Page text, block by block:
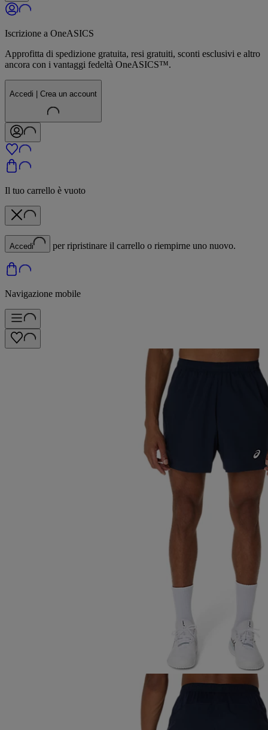
Iscrizione a OneASICS
Approfitta di spedizione gratuita, resi gratuiti, sconti esclusivi e altro
ancora con i vantaggi fedeltà OneASICS™.
Accedi | Crea un account
Il tuo carrello è vuoto
Accedi per ripristinare il carrello o riempirne uno nuovo.
Navigazione mobile